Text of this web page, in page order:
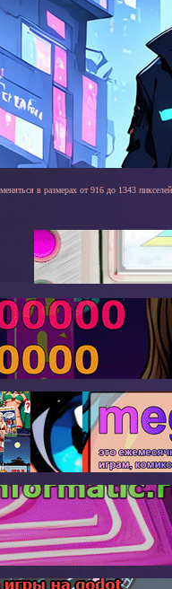
в размерах от 916 до 1343